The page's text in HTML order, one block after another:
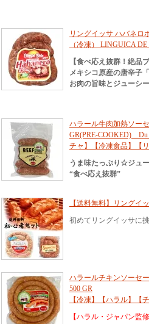
リングイッサ ハバネロ
（冷凍） LINGUICA
【食べ応え抜群！絶品
メキシコ原産の唐辛子
お肉の旨味とジューシ
ハラール牛肉加熱ソー
GR(PRE-COOKED) Du
チャ】【冷凍食品】【
うま味たっぷり☆ジュ
“食べ応え抜群”
【送料無料】リングイ
初めてリングイッサに
ハラールチキンソーセ
500 GR
【冷凍】【ハラル】【
【ハラル・ジャパン監